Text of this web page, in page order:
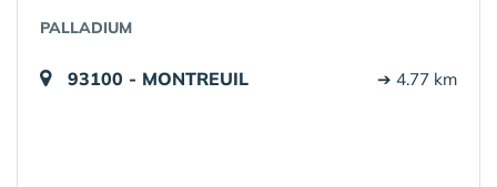
PALLADIUM
93100 - MONTREUIL ➔ 4.77 km